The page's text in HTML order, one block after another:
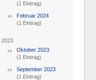
(1 Eintrag)
Februar 2024
(1 Eintrag)
2023
Oktober 2023
(1 Eintrag)
September 2023
(1 Eintrag)